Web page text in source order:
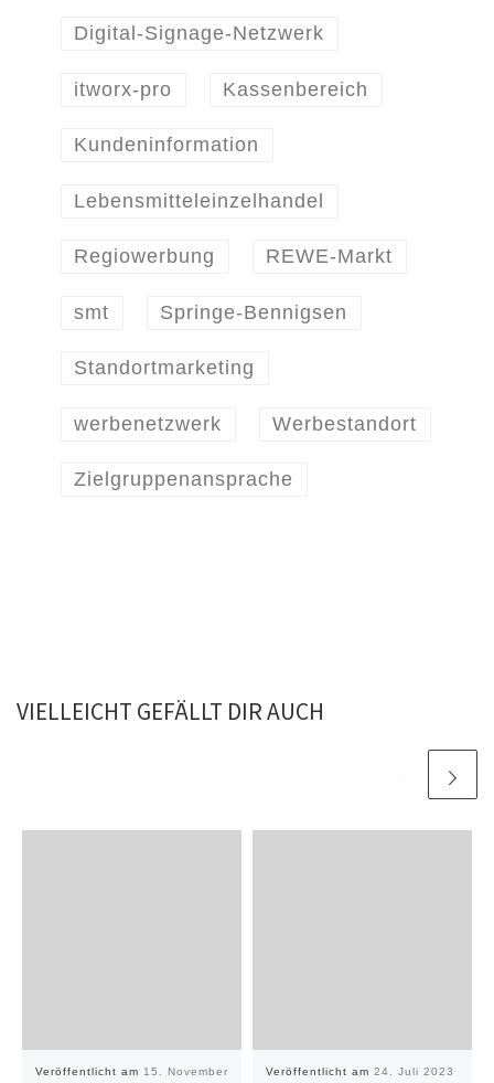
Digital-Signage-Netzwerk
itworx-pro Kassenbereich
Kundeninformation
Lebensmitteleinzelhandel
Regiowerbung REWE-Markt
smt Springe-Bennigsen
Standortmarketing
werbenetzwerk Werbestandort
Zielgruppenansprache
VIELLEICHT GEFÄLLT DIR AUCH
Veröffentlicht am 15. November
Veröffentlicht am 24. Juli 2023